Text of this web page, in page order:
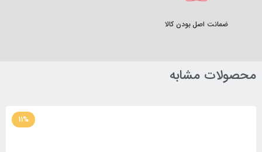
ضمانت اصل بودن کالا
محصولات مشابه
11%